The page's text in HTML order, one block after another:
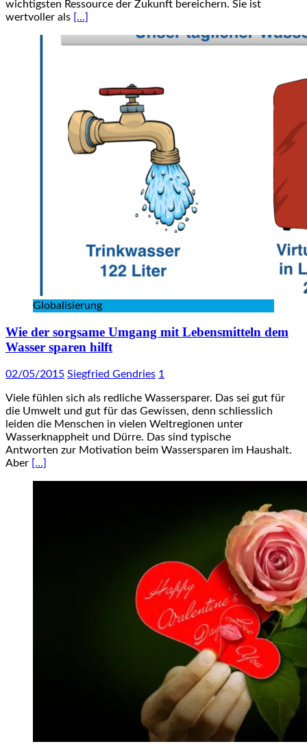
wichtigsten Ressource der Zukunft bereichern. Sie ist
wertvoller als […]
Globalisierung
Wie der sorgsame Umgang mit Lebensmitteln dem
Wasser sparen hilft
02/05/2015 Siegfried Gendries 1
Viele fühlen sich als redliche Wassersparer. Das sei gut für
die Umwelt und gut für das Gewissen, denn schliesslich
leiden die Menschen in vielen Weltregionen unter
Wasserknappheit und Dürre. Das sind typische
Antworten zur Motivation beim Wassersparen im Haushalt.
Aber […]